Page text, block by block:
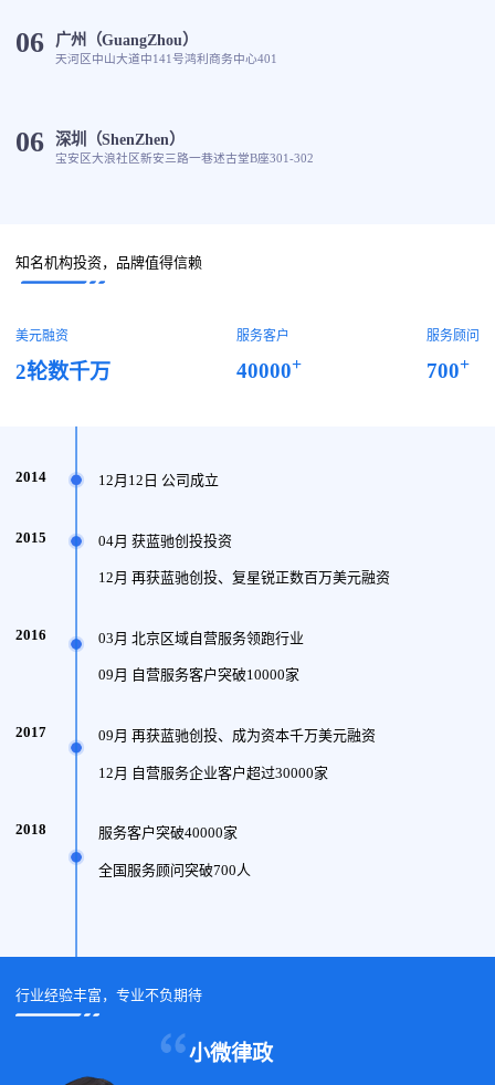
06 广州（GuangZhou）
天河区中山大道中141号鸿利商务中心401
06 深圳（ShenZhen）
宝安区大浪社区新安三路一巷述古堂B座301-302
知名机构投资，品牌值得信赖
美元融资
2轮数千万
服务客户
40000+
服务顾问
700+
2014 12月12日 公司成立
2015 04月 获蓝驰创投投资
12月 再获蓝驰创投、复星锐正数百万美元融资
2016 03月 北京区域自营服务领跑行业
09月 自营服务客户突破10000家
2017 09月 再获蓝驰创投、成为资本千万美元融资
12月 自营服务企业客户超过30000家
2018 服务客户突破40000家
全国服务顾问突破700人
行业经验丰富，专业不负期待
小微律政